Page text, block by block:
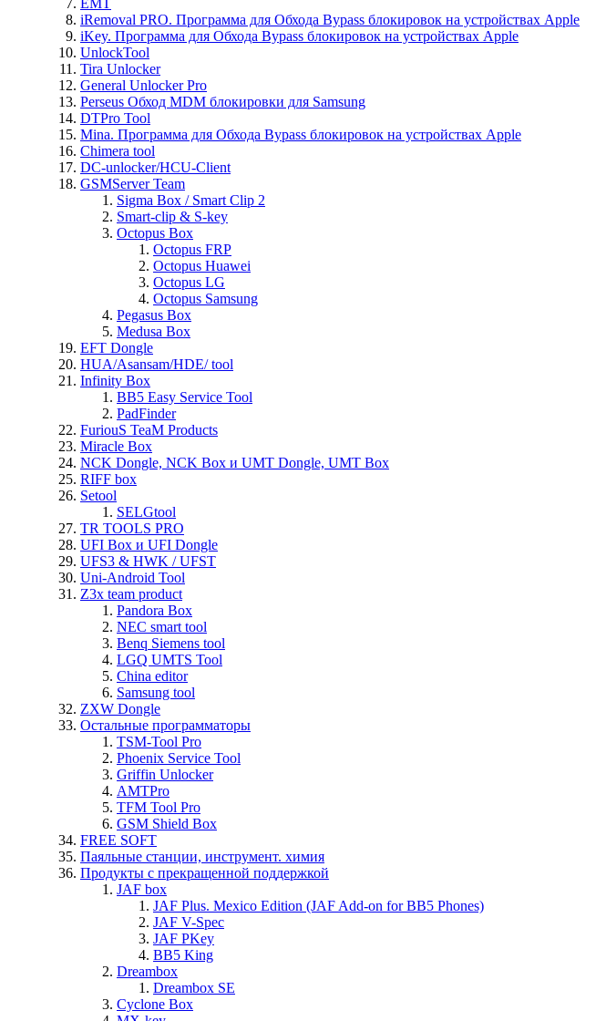
EMT
iRemoval PRO. Программа для Обхода Bypass блокировок на устройствах Apple
iKey. Программа для Обхода Bypass блокировок на устройствах Apple
UnlockTool
Tira Unlocker
General Unlocker Pro
Perseus Обход MDM блокировки для Samsung
DTPro Tool
Mina. Программа для Обхода Bypass блокировок на устройствах Apple
Chimera tool
DC-unlocker/HCU-Client
GSMServer Team
Sigma Box / Smart Clip 2
Smart-clip & S-key
Octopus Box
Octopus FRP
Octopus Huawei
Octopus LG
Octopus Samsung
Pegasus Box
Medusa Box
EFT Dongle
HUA/Asansam/HDE/ tool
Infinity Box
BB5 Easy Service Tool
PadFinder
FuriouS TeaM Products
Miracle Box
NCK Dongle, NCK Box и UMT Dongle, UMT Box
RIFF box
Setool
SELGtool
TR TOOLS PRO
UFI Box и UFI Dongle
UFS3 & HWK / UFST
Uni-Android Tool
Z3x team product
Pandora Box
NEC smart tool
Benq Siemens tool
LGQ UMTS Tool
China editor
Samsung tool
ZXW Dongle
Остальные программаторы
TSM-Tool Pro
Phoenix Service Tool
Griffin Unlocker
AMTPro
TFM Tool Pro
GSM Shield Box
FREE SOFT
Паяльные станции, инструмент. химия
Продукты с прекращенной поддержкой
JAF box
JAF Plus. Mexico Edition (JAF Add-on for BB5 Phones)
JAF V-Spec
JAF PKey
BB5 King
Dreambox
Dreambox SE
Cyclone Box